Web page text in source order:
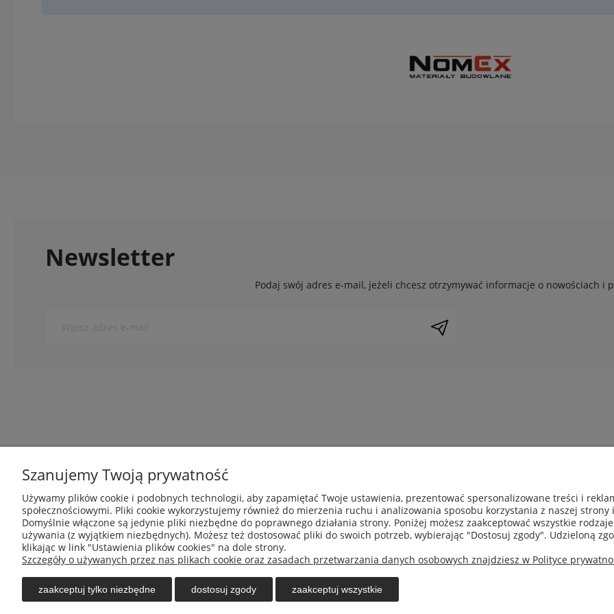
Newsletter
Podaj swój adres e-mail, jeżeli chcesz otrzymywać informacje o nowościach i
O nas
Kontakt i dane firmy
O nas
Blog
Metody płatności
Polityka prywatności
Regulamin sklepu
Czas realizacji zamówienia
Zwroty i reklamacje
Jak kupować?
Pytania i odpowiedzi
Klient biznesowy
Szanujemy Twoją prywatność
Używamy plików cookie i podobnych technologii, aby zapamiętać Twoje ustawienia, prezentować spersonalizowane treści i
społecznościowymi. Pliki cookie wykorzystujemy również do mierzenia ruchu i analizowania sposobu korzystania z naszej
Domyślnie włączone są jedynie pliki niezbędne do poprawnego działania strony. Poniżej możesz zaakceptować wszystkie
używania (z wyjątkiem niezbędnych). Możesz też dostosować pliki do swoich potrzeb, wybierając "Dostosuj zgody". Udzieloną
klikając w link "Ustawienia plików cookies" na dole strony.
Szczegóły o używanych przez nas plikach cookie oraz zasadach przetwarzania danych osobowych znajdziesz w Polityce
zaakceptuj tylko niezbędne dostosuj zgody zaakceptuj wszystkie